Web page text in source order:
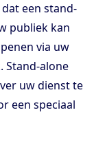
een stand-
publiek kan
via uw
Stand-alone
uw dienst te
een speciaal